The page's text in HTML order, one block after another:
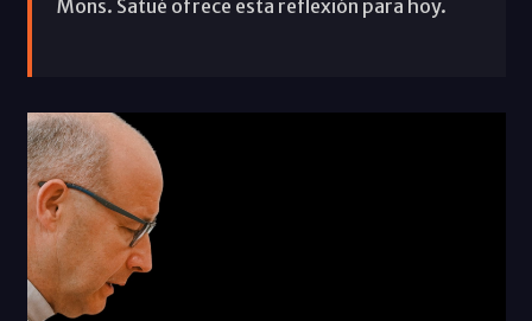
Mons. Satué ofrece esta reflexión para hoy.